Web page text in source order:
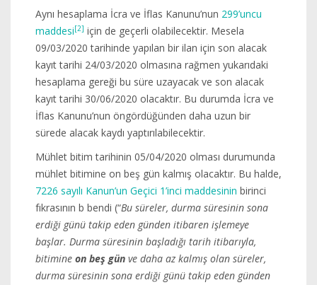
Aynı hesaplama İcra ve İflas Kanunu’nun 299’uncu
maddesi[2] için de geçerli olabilecektir. Mesela
09/03/2020 tarihinde yapılan bir ilan için son alacak
kayıt tarihi 24/03/2020 olmasına rağmen yukarıdaki
hesaplama gereği bu süre uzayacak ve son alacak
kayıt tarihi 30/06/2020 olacaktır. Bu durumda İcra ve
İflas Kanunu’nun öngördüğünden daha uzun bir
sürede alacak kaydı yaptırılabilecektir.
Mühlet bitim tarihinin 05/04/2020 olması durumunda
mühlet bitimine on beş gün kalmış olacaktır. Bu halde,
7226 sayılı Kanun’un Geçici 1’inci maddesinin birinci
fıkrasının b bendi (“Bu süreler, durma süresinin sona
erdiği günü takip eden günden itibaren işlemeye
başlar. Durma süresinin başladığı tarih itibarıyla,
bitimine on beş gün ve daha az kalmış olan süreler,
durma süresinin sona erdiği günü takip eden günden